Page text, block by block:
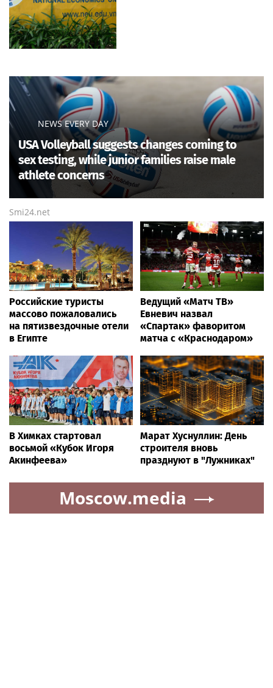
NEWS EVERY DAY
USA Volleyball suggests changes coming to
sex testing, while junior families raise male
athlete concerns
Smi24.net
Российские туристы
массово пожаловались
на пятизвездочные отели
в Египте
Ведущий «Матч ТВ»
Евневич назвал
«Спартак» фаворитом
матча с «Краснодаром»
В Химках стартовал
восьмой «Кубок Игоря
Акинфеева»
Марат Хуснуллин: День
строителя вновь
празднуют в "Лужниках"
Moscow.media